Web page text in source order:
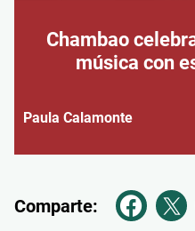
Chambao
música con
Paula Calamonte
Comparte: